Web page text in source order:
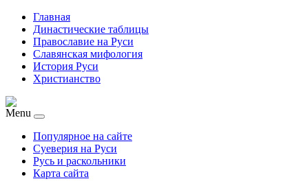
Главная
Династические таблицы
Православие на Руси
Славянская мифология
История Руси
Христианство
Menu
Популярное на сайте
Суеверия на Руси
Русь и раскольники
Карта сайта